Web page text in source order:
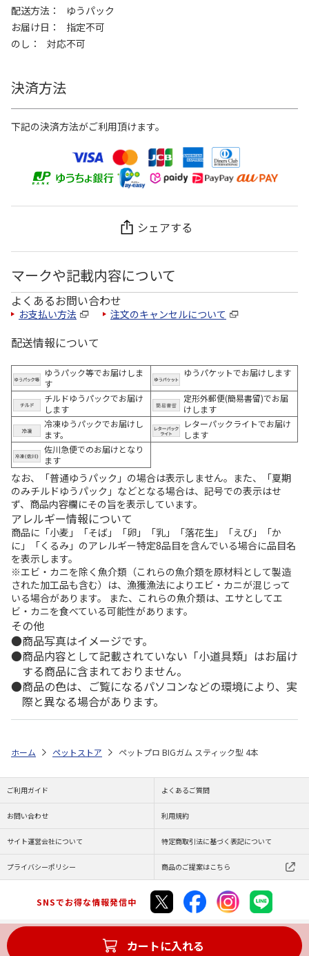
配送方法
ゆうパック
お届け日
指定不可
のし
対応不可
決済方法
下記の決済方法がご利用頂けます。
シェアする
マークや記載内容について
よくあるお問い合わせ
お支払い方法 注文のキャンセルについて
配送情報について
ゆうパック等でお届けしま
す
ゆうパケットでお届けします
チルドゆうパックでお届け
します
定形外郵便(簡易書留)でお届
けします
冷凍ゆうパックでお届けし
ます。
レターパックライトでお届け
します
佐川急便でのお届けとなり
ます
なお、「普通ゆうパック」の場合は表示しません。また、「夏期
のみチルドゆうパック」などとなる場合は、記号での表示はせ
ず、商品内容欄にその旨を表示しています。
アレルギー情報について
商品に「小麦」「そば」「卵」「乳」「落花生」「えび」「か
に」「くるみ」のアレルギー特定8品目を含んでいる場合に品目名
を表示します。
※エビ・カニを除く魚介類（これらの魚介類を原材料として製造
された加工品も含む）は、漁獲漁法によりエビ・カニが混じって
いる場合があります。 また、これらの魚介類は、エサとしてエ
ビ・カニを食べている可能性があります。
その他
商品写真はイメージです。
商品内容として記載されていない「小道具類」はお届け
する商品に含まれておりません。
商品の色は、ご覧になるパソコンなどの環境により、実
際と異なる場合があります。
カートに入れる
ホーム ペットストア ペットプロ BIGガム スティック型 4本
ご利用ガイド よくあるご質問
お問い合わせ 利用規約
サイト運営会社について 特定商取引法に基づく表記について
プライバシーポリシー 商品のご提案はこちら
SNSでお得な情報発信中